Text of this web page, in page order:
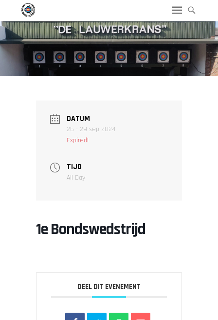
DATUM
26 - 29 sep 2024
Expired!
TIJD
All Day
1e Bondswedstrijd
DEEL DIT EVENEMENT